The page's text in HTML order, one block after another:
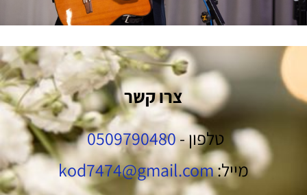
צרו קשר
טלפון -0509790480
מייל:kod7474@gmail.com